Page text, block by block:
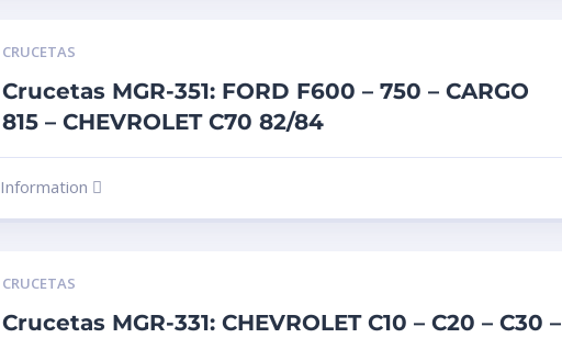
CRUCETAS
Crucetas MGR-351: FORD F600 – 750 – CARGO
815 – CHEVROLET C70 82/84
Information
CRUCETAS
Crucetas MGR-331: CHEVROLET C10 – C20 – C30 –